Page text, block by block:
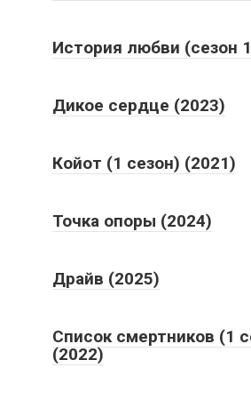
История любви (сезон
Дикое сердце (2023)
Койот (1 сезон) (2021)
Точка опоры (2024)
Драйв (2025)
Список смертников (1
(2022)